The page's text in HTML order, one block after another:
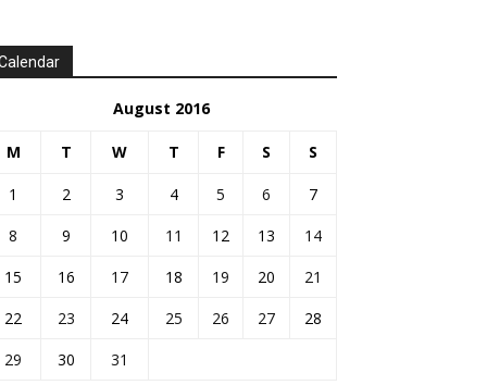
August 2016
M T W T F S S
1 2 3 4 5 6
7
8
9 10 11 12 13
14
15
16 17 18 19 20
21
22
23 24 25 26 27
28
29
30
31